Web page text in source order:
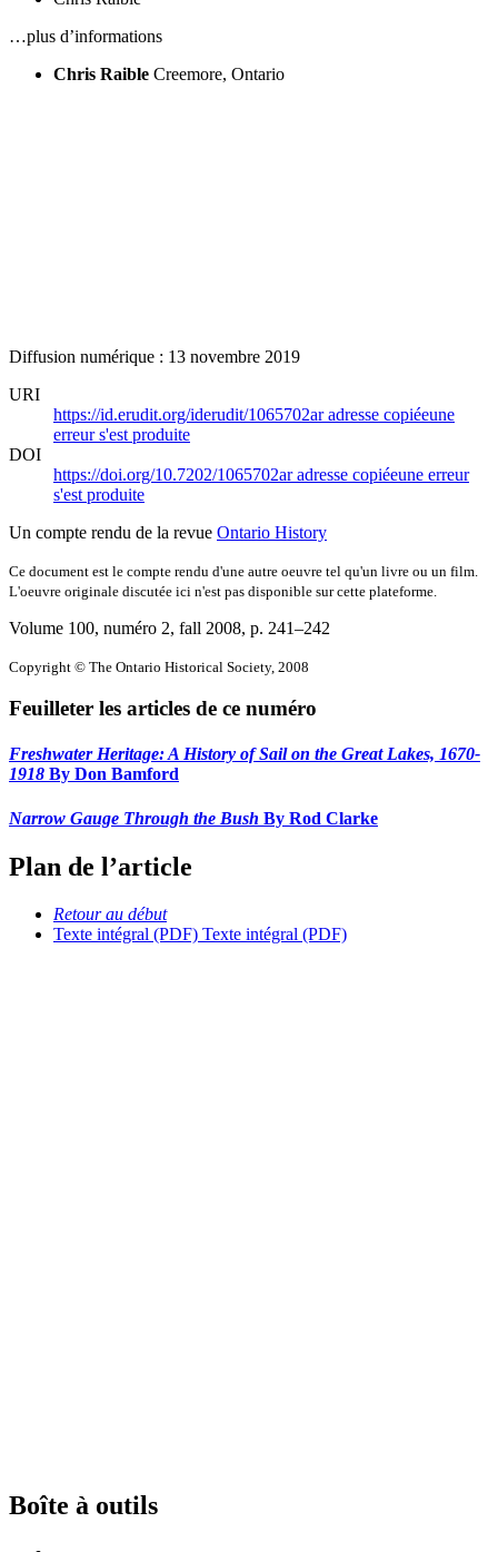
…plus d’informations
Chris Raible Creemore, Ontario
Diffusion numérique : 13 novembre 2019
URI
https://id.erudit.org/iderudit/1065702aradresse copiéeune
erreur s'est produite
DOI
https://doi.org/10.7202/1065702aradresse copiéeune erreur
s'est produite
Un compte rendu de la revue Ontario History
Ce document est le compte rendu d'une autre oeuvre tel qu'un livre ou un film.
L'oeuvre originale discutée ici n'est pas disponible sur cette plateforme.
Volume 100, numéro 2, fall 2008, p. 241–242
Copyright © The Ontario Historical Society, 2008
Feuilleter les articles de ce numéro
Freshwater Heritage: A History of Sail on the Great Lakes, 1670-
1918 By Don Bamford
Narrow Gauge Through the Bush By Rod Clarke
Plan de l’article
Retour au début
Texte intégral (PDF) Texte intégral (PDF)
Boîte à outils